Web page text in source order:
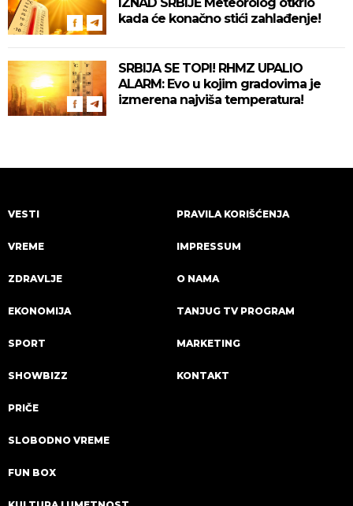
kada će konačno stići zahlađenje!
SRBIJA SE TOPI! RHMZ UPALIO
ALARM: Evo u kojim gradovima je
izmerena najviša temperatura!
VESTI
VREME
ZDRAVLJE
EKONOMIJA
SPORT
SHOWBIZZ
PRIČE
SLOBODNO VREME
FUN BOX
PRAVILA KORIŠĆENJA
IMPRESSUM
O NAMA
TANJUG TV PROGRAM
MARKETING
KONTAKT